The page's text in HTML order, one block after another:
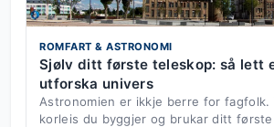
ROMFART & ASTRONOMI
Sjølv ditt første teleskop: så lett
utforska univers
Astronomien er ikkje berre for fagfolk.
korleis du byggjer og brukar ditt